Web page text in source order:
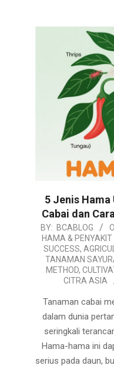
5 Jenis Hama
Cabai dan
2026-
01-
BY: BCABLOG
HAMA & PENYAKIT
SUCCESS,
TANAMAN
METHOD,
CITRA ASIA
Tanaman cabai
dalam dunia
seringkali
Hama-hama ini
serius pada daun,